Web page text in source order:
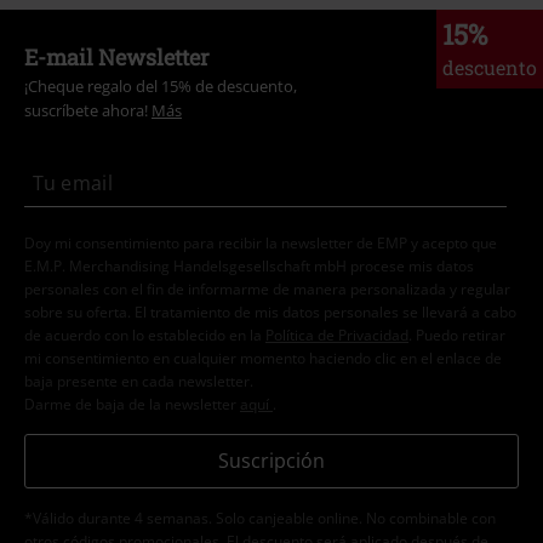
15%
descuento
E-mail Newsletter
¡Cheque regalo del 15% de descuento,
suscríbete ahora! Más
Doy mi consentimiento para recibir la newsletter de EMP y acepto que
E.M.P. Merchandising Handelsgesellschaft mbH procese mis datos
personales con el fin de informarme de manera personalizada y regular
sobre su oferta. El tratamiento de mis datos personales se llevará a cabo
de acuerdo con lo establecido en la
Política de Privacidad . Puedo retirar
mi consentimiento en cualquier momento haciendo clic en el enlace de
baja presente en cada newsletter.
Darme de baja de la newsletter
aquí
Suscripción
*Válido durante 4 semanas. Solo canjeable online. No combinable con